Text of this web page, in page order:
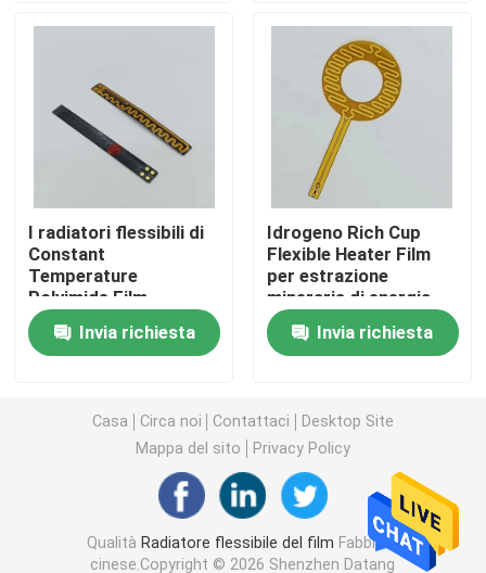
Film del riscaldamento del Polyimide
Cuscinetto di riscaldamento flessibile
Polyimide Heater Element
Radiatori su ordinazione del Polyimide
Radiatore flessibile su ordinazione
Film del riscaldamento di Graphene
Film di riscaldamento elettrico
I radiatori flessibili di
Constant
Temperature
Polyimide Film
Insulated
impermeabilizzano lo
spessore di 0.1mm
Invia richiesta
Idrogeno Rich Cup
Flexible Heater Film
per estrazione
mineraria di energia
multiuso
Invia richiesta
Casa Circa noi Contattaci
Desktop Site
Mappa del sito
Privacy Policy
Qualità Radiatore flessibile del film Fabbrica
cinese.Copyright © 2026 Shenzhen Datang